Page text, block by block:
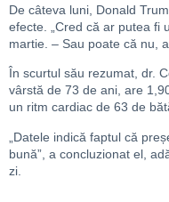
De câteva luni, Donald
efecte. „Cred că ar putea fi
martie. – Sau poate că nu,
În scurtul său rezumat, dr.
vârstă de 73 de ani, are
un ritm cardiac de 63 de
„Datele indică faptul că
bună”, a concluzionat el,
zi.